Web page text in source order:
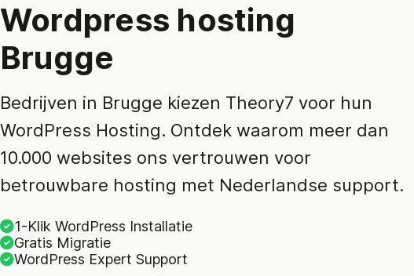
Wordpress hosting
Brugge
Bedrijven in Brugge kiezen Theory7 voor hun
WordPress Hosting. Ontdek waarom meer dan
10.000 websites ons vertrouwen voor
betrouwbare hosting met Nederlandse support.
1-Klik WordPress Installatie
Gratis Migratie
WordPress Expert Support